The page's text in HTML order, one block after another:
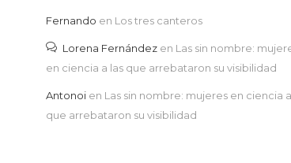
Fernando en Los tres canteros
Lorena Fernández en Las sin nombre:
en ciencia a las que arrebataron su visibilidad
Antonoi en Las sin nombre: mujeres en ciencia
que arrebataron su visibilidad